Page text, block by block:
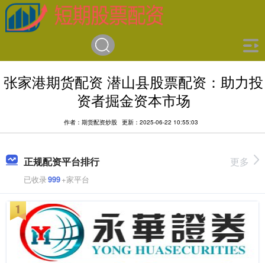
张家港期货配资 潜山县股票配资：助力投
资者掘金资本市场
作者：期货配资炒股 更新：2025-06-22 10:55:03
正规配资平台排行
已收录999+家平台
更多